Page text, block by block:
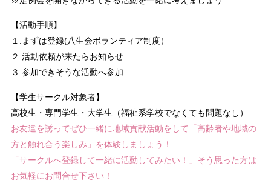
【活動手順】
１.まずは登録(八生会ボランティア制度）
２.活動依頼が来たらお知らせ
３.参加できそうな活動へ参加
【学生サークル対象者】
高校生・専門学生・大学生（福祉系学校でなくても問題なし）
お友達を誘ってぜひ一緒に地域貢献活動をして「高齢者や地域の
方と触れ合う楽しみ」を体験しましょう！
「サークルへ登録して一緒に活動してみたい！」そう思った方は
お気軽にお問合せ下さい！